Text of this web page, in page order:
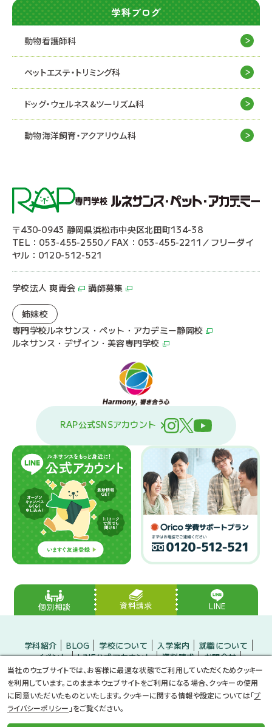
学科ブログ
動物看護師科
ペットエステ・トリミング科
ドッグ・ウェルネス&ツーリズム科
動物海洋飼育・アクアリウム科
〒430-0943 静岡県浜松市中央区北田町134-38
TEL：053-455-2550／FAX：053-455-2211／フリーダイ
ヤル：0120-512-521
学校法人 爽青会 講師募集
姉妹校
専門学校ルネサンス・ペット・アカデミー静岡校
ルネサンス・デザイン・美容専門学校
RAP公式SNSアカウント
個別相談 資料請求 LINE
学科紹介 BLOG 学校について 入学案内
就職について
イベント
LINE公式アカウント 資料請求
お問合せ
入学をお考えの方
保護者の方
企業の方
小・中学生のみなさんへ
プライバシーポリシー サイトマップ
当社のウェブサイトでは、お客様に最適な状態でご利用していただくためクッキー
を利用しています。このまま本ウェブサイトをご利用になる場合、クッキーの使用
に同意いただいたものといたします。クッキーに関する情報や設定については「プ
ライバシーポリシー 」をご覧ください。